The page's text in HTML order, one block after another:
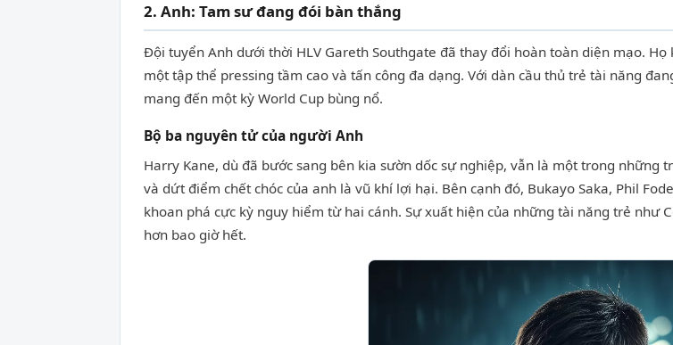
2. Anh: Tam sư đang đói bàn thắng
Đội tuyển Anh dưới thời HLV Gareth Southgate đã thay đổi hoàn toàn diện mạo.
một tập thể pressing tầm cao và tấn công đa dạng. Với dàn cầu thủ trẻ tài năng
mang đến một kỳ World Cup bùng nổ.
Bộ ba nguyên tử của người Anh
Harry Kane, dù đã bước sang bên kia sườn dốc sự nghiệp, vẫn là một trong
và dứt điểm chết chóc của anh là vũ khí lợi hại. Bên cạnh đó, Bukayo Saka, Phil
khoan phá cực kỳ nguy hiểm từ hai cánh. Sự xuất hiện của những tài năng trẻ như
hơn bao giờ hết.